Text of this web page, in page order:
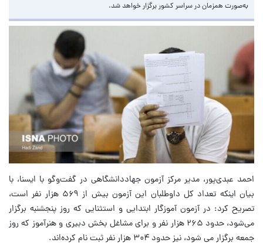
به‌صورت همزمان در سراسر کشور برگزار خواهد شد.
احمد عبدی‌پور، مدیر مرکز آزمون جهاددانشگاهی در گفت‌وگو با ایسنا، با
بیان اینکه تعداد کل داوطلبان این آزمون بیش از ۵۶۹ هزار نفر است،
تصریح کرد: در آزمون آموزگار ابتدایی و استثنایی که روز پنجشنبه برگزار
می‌شود، حدود ۲۶۵ هزار نفر و برای مشاغل بخش دبیری و هنرآموز که روز
جمعه برگزار می شود، نیز حدود ۳۰۴ هزار نفر ثبت نام کرده‌اند.